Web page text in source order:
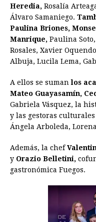
Heredia, Rosalía
Álvaro Samaniego.
Paulina Briones,
Manrique, Paulina
Rosales, Xavier
Albuja, Lucila Lema,
A ellos se sumanlos
Mateo Guayasamín,
Gabriela Vásquez, la
y las gestoras
Ángela Arboleda,
Además, la chef
y Orazio Belletini,
gastronómica Fuegos.